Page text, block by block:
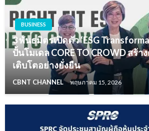
BUSINESS
3 พันธมิตรเปิดตัว ‘ESG
ปั้นโมเดล CORE TO CROWD สร้
เติบโตอย่างยั่งยืน
CBNT CHANNEL พฤษภาคม 15, 2026